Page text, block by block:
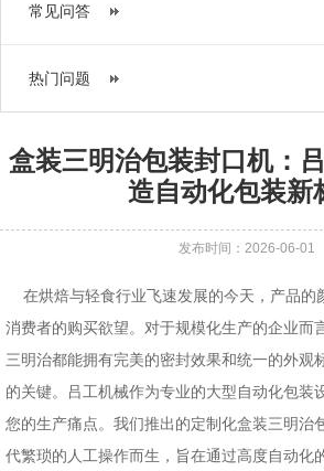
常见问答
热门问题
盒装三明治包装封口机：
造自动化包装新
发布时间：2026-06-01
在烘焙与轻食行业飞速发展的今天，产品的
消费者的购买欲望。对于规模化生产的企业而
三明治都能拥有完美的密封效果和统一的外观
的关键。吕工机械作为专业的大型自动化包装
您的生产痛点。我们推出的定制化盒装三明治
代繁琐的人工操作而生，旨在通过高度自动化